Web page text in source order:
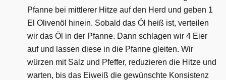
Pfanne bei mittlerer Hitze auf den Herd und geben 1
El Olivenöl hinein. Sobald das Öl heiß ist, verteilen
wir das Öl in der Pfanne. Dann schlagen wir 4 Eier
auf und lassen diese in die Pfanne gleiten. Wir
würzen mit Salz und Pfeffer, reduzieren die Hitze und
warten, bis das Eiweiß die gewünschte Konsistenz